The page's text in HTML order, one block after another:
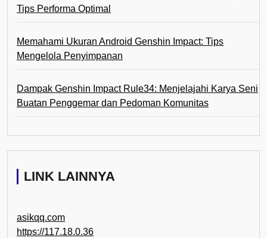
Tips Performa Optimal
Memahami Ukuran Android Genshin Impact: Tips
Mengelola Penyimpanan
Dampak Genshin Impact Rule34: Menjelajahi Karya Seni
Buatan Penggemar dan Pedoman Komunitas
LINK LAINNYA
asikqq.com
https://117.18.0.36